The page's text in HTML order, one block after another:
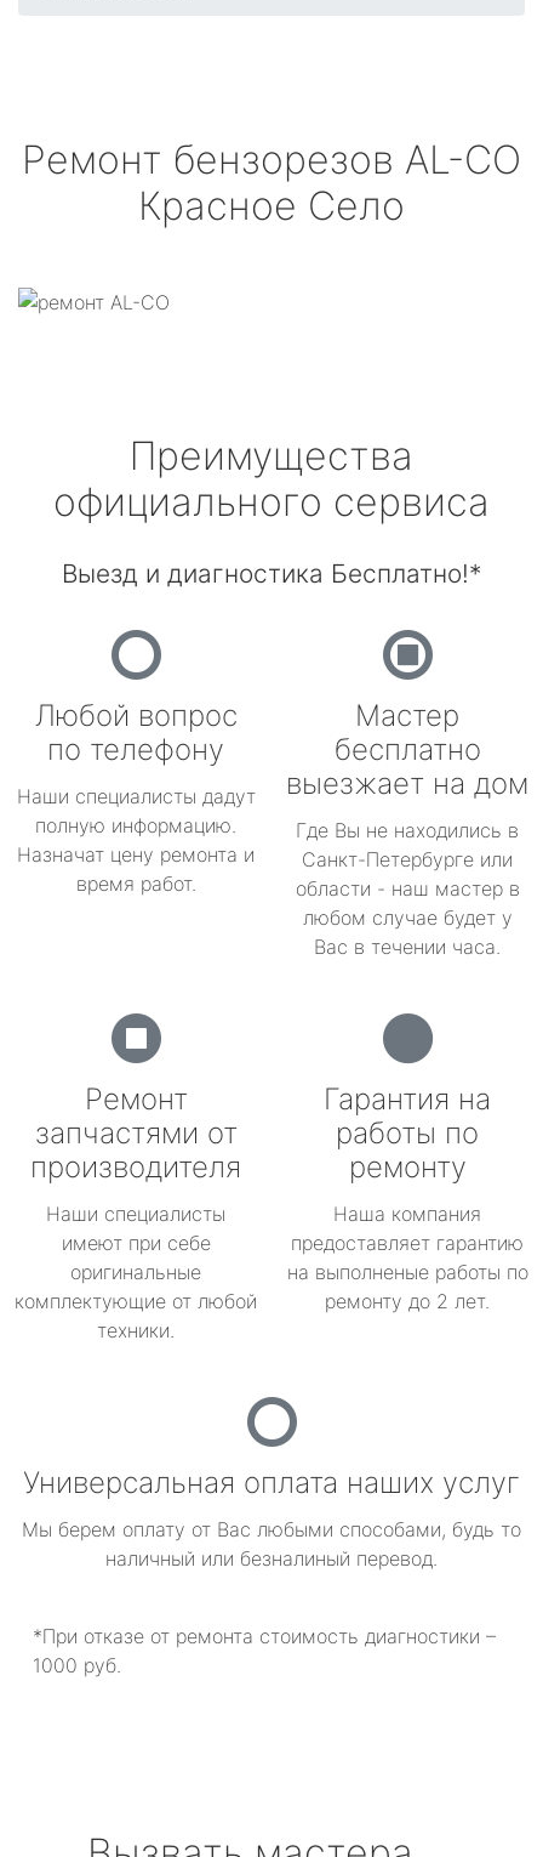
Ремонт бензорезов AL-CO
Красное Село
Преимущества
официального сервиса
Выезд и диагностика Бесплатно!*
Любой вопрос
по телефону
Наши специалисты дадут
полную информацию.
Назначат цену ремонта и
время работ.
Мастер
бесплатно
выезжает на дом
Где Вы не находились в
Санкт-Петербурге или
области - наш мастер в
любом случае будет у
Вас в течении часа.
Ремонт
запчастями от
производителя
Наши специалисты
имеют при себе
оригинальные
комплектующие от любой
техники.
Гарантия на
работы по
ремонту
Наша компания
предоставляет гарантию
на выполненые работы по
ремонту до 2 лет.
Универсальная оплата наших услуг
Мы берем оплату от Вас любыми способами, будь то
наличный или безналиный перевод.
*При отказе от ремонта стоимость диагностики –
1000 руб.